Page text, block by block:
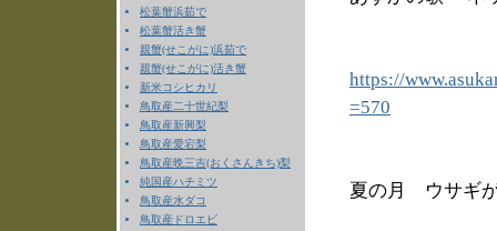
松葉蟹浜茹で
松葉蟹活き蟹
親蟹(せこがに)浜茹で
親蟹(せこがに)活き蟹
新米コシヒカリ
鳥取産二十世紀梨
鳥取産新興梨
鳥取産愛宕梨
鳥取産晩三吉(おくさんきち)梨
純国産ハチミツ
鳥取産水ダコ
鳥取産ドロエビ
https://
=570
夏の月 ウサギ